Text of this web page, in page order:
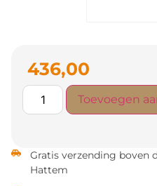
436,00
Toevoegen
Gratis verzending boven
Hattem